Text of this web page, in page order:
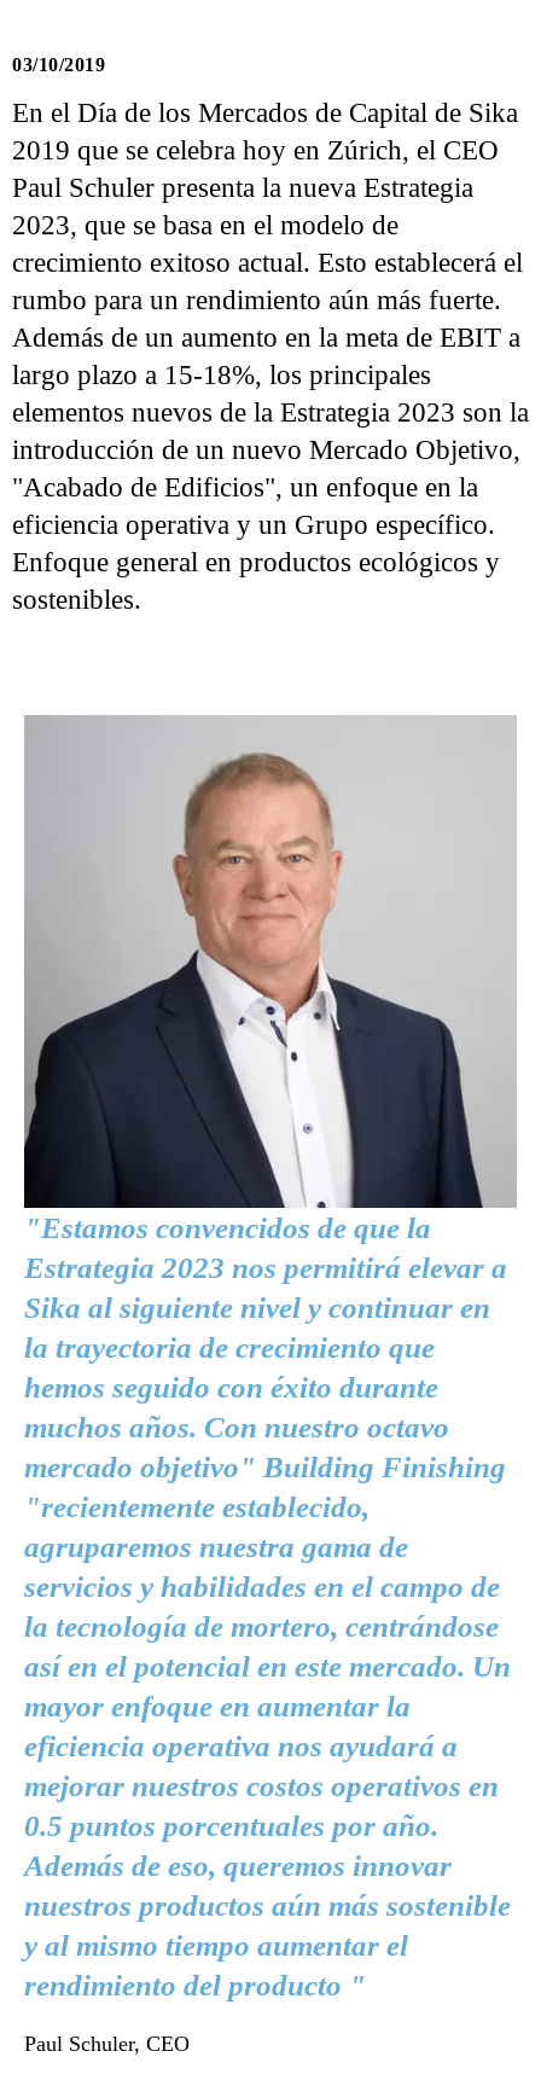
03/10/2019
En el Día de los Mercados de Capital de Sika
2019 que se celebra hoy en Zúrich, el CEO
Paul Schuler presenta la nueva Estrategia
2023, que se basa en el modelo de
crecimiento exitoso actual. Esto establecerá el
rumbo para un rendimiento aún más fuerte.
Además de un aumento en la meta de EBIT a
largo plazo a 15-18%, los principales
elementos nuevos de la Estrategia 2023 son la
introducción de un nuevo Mercado Objetivo,
"Acabado de Edificios", un enfoque en la
eficiencia operativa y un Grupo específico.
Enfoque general en productos ecológicos y
sostenibles.
"Estamos convencidos de que la
Estrategia 2023 nos permitirá elevar a
Sika al siguiente nivel y continuar en
la trayectoria de crecimiento que
hemos seguido con éxito durante
muchos años. Con nuestro octavo
mercado objetivo" Building Finishing
"recientemente establecido,
agruparemos nuestra gama de
servicios y habilidades en el campo de
la tecnología de mortero, centrándose
así en el potencial en este mercado. Un
mayor enfoque en aumentar la
eficiencia operativa nos ayudará a
mejorar nuestros costos operativos en
0.5 puntos porcentuales por año.
Además de eso, queremos innovar
nuestros productos aún más sostenible
y al mismo tiempo aumentar el
rendimiento del producto "
Paul Schuler, CEO